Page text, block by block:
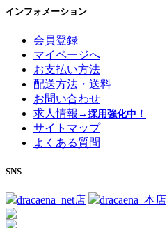
インフォメーション
会員登録
マイページへ
お支払い方法
配送方法・送料
お問い合わせ
求人情報 →採用強化中！
サイトマップ
よくある質問
SNS
dracaena_net店 dracaena_本店